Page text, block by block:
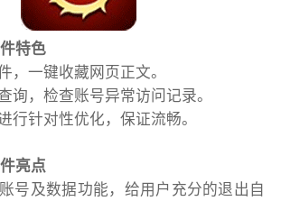
特色
，一键收藏网页正文。
询，检查账号异常访问记录。
行针对性优化，保证流畅。
亮点
号及数据功能，给用户充分的退出自